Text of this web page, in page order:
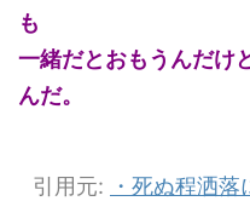
も
一緒だとおもうんだけ
んだ。
引用元: ・ 死ぬ程洒落